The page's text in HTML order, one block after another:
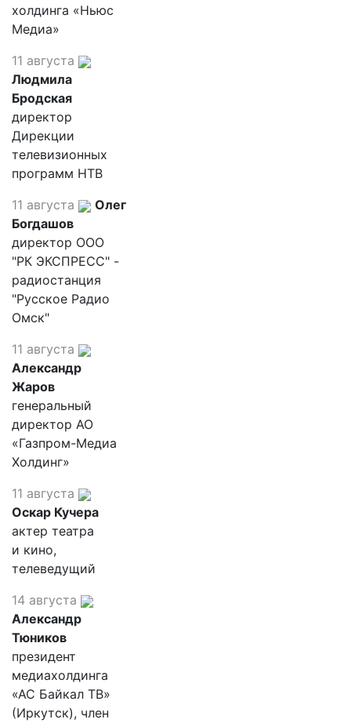
холдинга «Ньюс
Медиа»
11 августа
Людмила
Бродская
директор
Дирекции
телевизионных
программ НТВ
11 августа
Олег
Богдашов
директор ООО
"РК ЭКСПРЕСС" -
радиостанция
"Русское Радио
Омск"
11 августа
Александр
Жаров
генеральный
директор АО
«Газпром-Медиа
Холдинг»
11 августа
Оскар Кучера
актер театра
и кино,
телеведущий
14 августа
Александр
Тюников
президент
медиахолдинга
«АС Байкал ТВ»
(Иркутск), член